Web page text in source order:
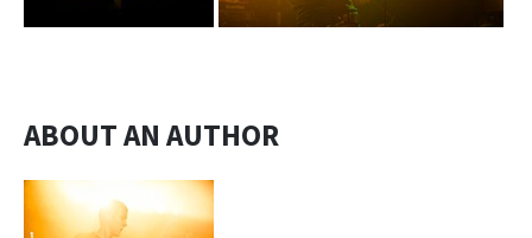
ABOUT AN AUTHOR